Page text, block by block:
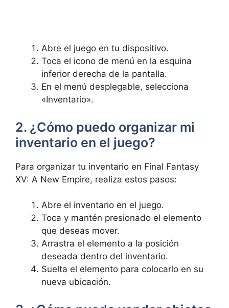
Abre el juego en tu dispositivo.
Toca el⁤ icono de menú en la esquina
inferior derecha de la pantalla.
En el⁤ menú desplegable, selecciona
«Inventario».
2. ​¿Cómo puedo organizar mi
inventario en el⁤ juego?
Para organizar tu⁤ inventario en⁣ Final Fantasy
XV: A New Empire, ‌realiza estos⁢ pasos:
Abre el ‌inventario en el juego.
Toca y mantén presionado el elemento
que deseas mover.
Arrastra el elemento a la posición
deseada dentro del inventario.
Suelta el elemento para colocarlo en⁤ su
nueva ubicación.